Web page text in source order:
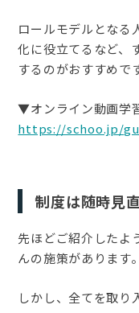
ロールモデルとなる
化に役立てるなど、
するのがおすすめで
▼オンライン動画学
https://schoo.jp/
制度は随時見
先ほどご紹介したよ
んの施策があります。
しかし、全てを取り